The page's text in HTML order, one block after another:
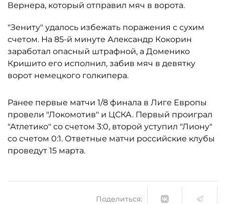
Вернера, который отправил мяч в ворота.
"Зениту" удалось избежать поражения с сухим
счетом. На 85-й минуте Александр Кокорин
заработал опасный штрафной, а Доменико
Кришито его исполнил, забив мяч в девятку
ворот немецкого голкипера.
Ранее первые матчи 1/8 финала в Лиге Европы
провели "Локомотив" и ЦСКА. Первый проиграл
"Атлетико" со счетом 3:0, второй уступил "Лиону"
со счетом 0:1. Ответные матчи российские клубы
проведут 15 марта.
Поделиться: